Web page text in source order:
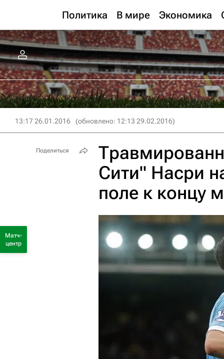
Политика В мире Экономика
13:17 26.01.2016 (обновлено: 12:13 29.02.2016)
Сити" Насри
поле к концу
Поделиться
Матч-
центр